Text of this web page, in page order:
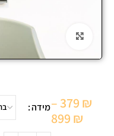
Click to enlarge
379 ₪
–
899 ₪
מידה